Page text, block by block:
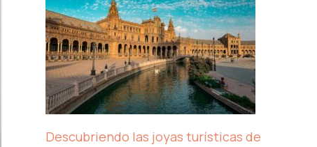
Descubriendo las joyas turísticas de